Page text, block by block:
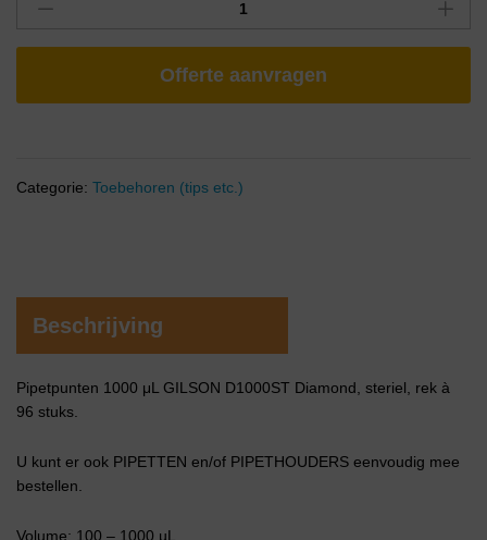
Offerte aanvragen
Categorie: Toebehoren (tips etc.)
Beschrijving
Pipetpunten 1000 μL GILSON D1000ST Diamond, steriel, rek à
96 stuks.
U kunt er ook PIPETTEN en/of PIPETHOUDERS eenvoudig mee
bestellen.
Volume: 100 – 1000 µL